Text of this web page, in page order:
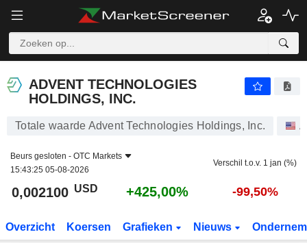
ADVENT TECHNOLOGIES
HOLDINGS, INC.
Totale waarde Advent Technologies Holdings, Inc.
Beurs gesloten - OTC Markets
15:43:25 05-08-2026
Verschil t.o.v. 1 jan (%)
0,002100 USD +425,00% -99,50%
Overzicht Koersen Grafieken Nieuws